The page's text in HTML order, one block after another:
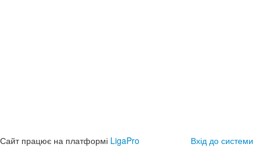
Сайт працює на платформі LigaPro Вхід до системи